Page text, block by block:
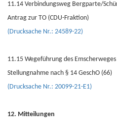
11.14 Verbindungsweg Bergparte/
Antrag zur TO (CDU-Fraktion)
(Drucksache Nr.: 24589-22)
11.15 Wegeführung des Emscherweges
Stellungnahme nach § 14 GeschO (66)
(Drucksache Nr.: 20099-21-E1)
12. Mitteilungen